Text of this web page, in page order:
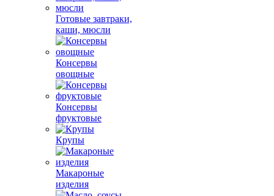
Готовые завтраки,
каши, мюсли
Консервы
овощные
Консервы
фруктовые
Крупы
Макароные
изделия